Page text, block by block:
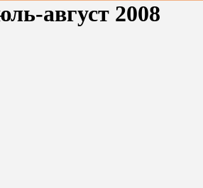
август 2008